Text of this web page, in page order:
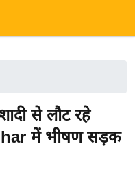
से लौट रहे
में भीषण सड़क